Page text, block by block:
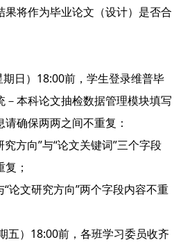
果将作为毕业论文（设计）是否合
日）18:00前，学生登录维普毕
－本科论文抽检数据管理模块填写
确保两两之间不重复：
究方向”与“论文关键词”三个字段
；
“论文研究方向”两个字段内容不重
五）18:00前，各班学习委员收齐